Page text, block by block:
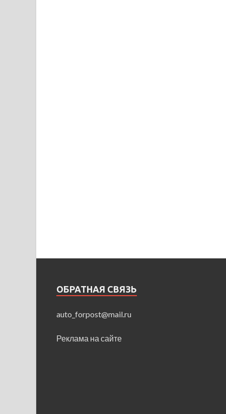
ОБРАТНАЯ СВЯЗЬ
auto_forpost@mail.ru
Реклама на сайте